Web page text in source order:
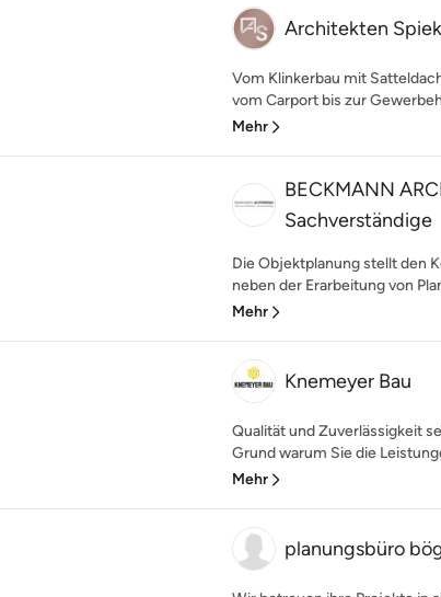
Architekten
Vom Klinkerbau mit
vom Carport bis zur
Mehr
BECKMANN
Sachverständige
Die Objektplanung stellt den
neben der Erarbeitung von
Mehr
Knemeyer Bau
Qualität und Zuverlässigkeit
Grund warum Sie die
Mehr
planungsbüro